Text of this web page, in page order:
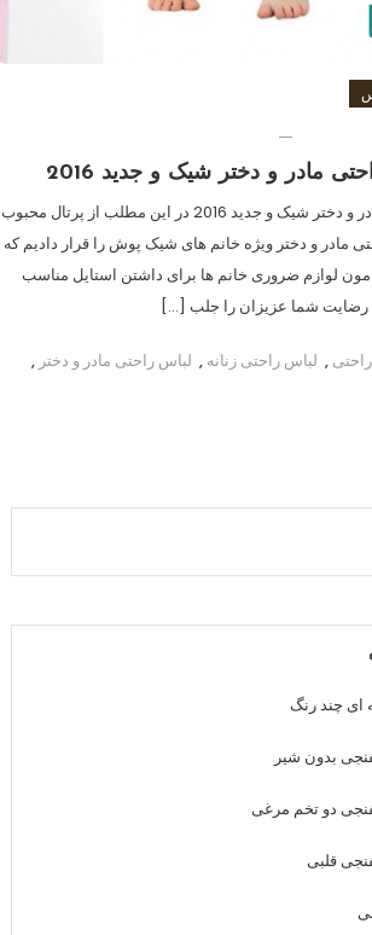
مادر و دختر شیک و جدید 2016
مدل ست لباس راحتی مادر و دختر شیک و جدید 2016 در این مطلب از پرتال محبوب
مادر و دختر ویژه خانم های شیک پوش را قرار دادیم که
لوازم ضروری خانم ها برای داشتن استایل مناسب
رضایت شما عزیزان را جلب […]
, لباس راحتی زنانه , لباس راحتی مادر و دختر ,
ای چند رنگ
بدون شیر
دو تخم مرغی
قلبی